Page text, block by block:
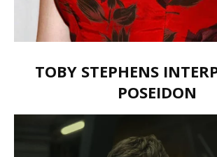
TOBY STEPHENS
POSEIDON